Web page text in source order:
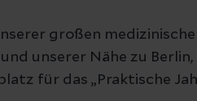
großen
unserer Nähe zu
für das „Praktische